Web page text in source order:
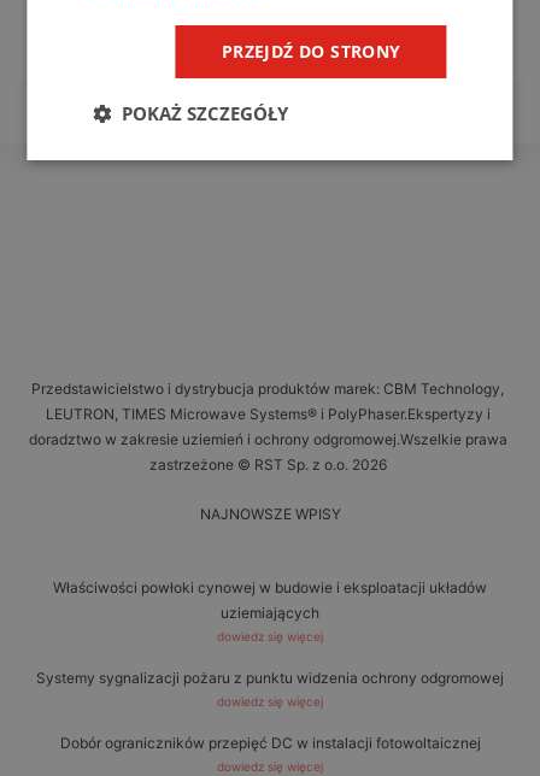
Przedstawicielstwo i dystrybucja produktów marek: CBM Technology,
LEUTRON, TIMES Microwave Systems® i PolyPhaser.Ekspertyzy i
doradztwo w zakresie uziemień i ochrony odgromowej.Wszelkie prawa
zastrzeżone © RST Sp. z o.o. 2026
NAJNOWSZE WPISY
Właściwości powłoki cynowej w budowie i eksploatacji układów
uziemiających
dowiedz się więcej
Systemy sygnalizacji pożaru z punktu widzenia ochrony odgromowej
dowiedz się więcej
Dobór ograniczników przepięć DC w instalacji fotowoltaicznej
dowiedz się więcej
PRZEJDŹ DO STRONY
POKAŻ SZCZEGÓŁY